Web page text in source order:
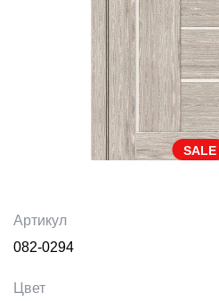
SALE
Артикул
082-0294
Цвет